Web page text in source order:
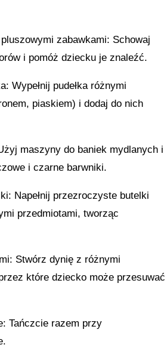
zabawkami: Schowaj
i pomóż dziecku je znaleźć.
Wypełnij pudełka różnymi
piaskiem) i dodaj do nich
maszyny do baniek mydlanych i
i czarne barwniki.
Napełnij przezroczyste butelki
przedmiotami, tworząc
Stwórz dynię z różnymi
które dziecko może przesuwać
Tańczcie razem przy